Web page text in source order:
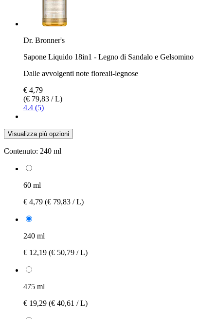
Dr. Bronner's
Sapone Liquido 18in1 - Legno di Sandalo e Gelsomino
Dalle avvolgenti note floreali-legnose
€ 4,79
(€ 79,83 / L)
4.4 (5)
Visualizza più opzioni
Contenuto: 240 ml
60 ml
€ 4,79 (€ 79,83 / L)
240 ml
€ 12,19 (€ 50,79 / L)
475 ml
€ 19,29 (€ 40,61 / L)